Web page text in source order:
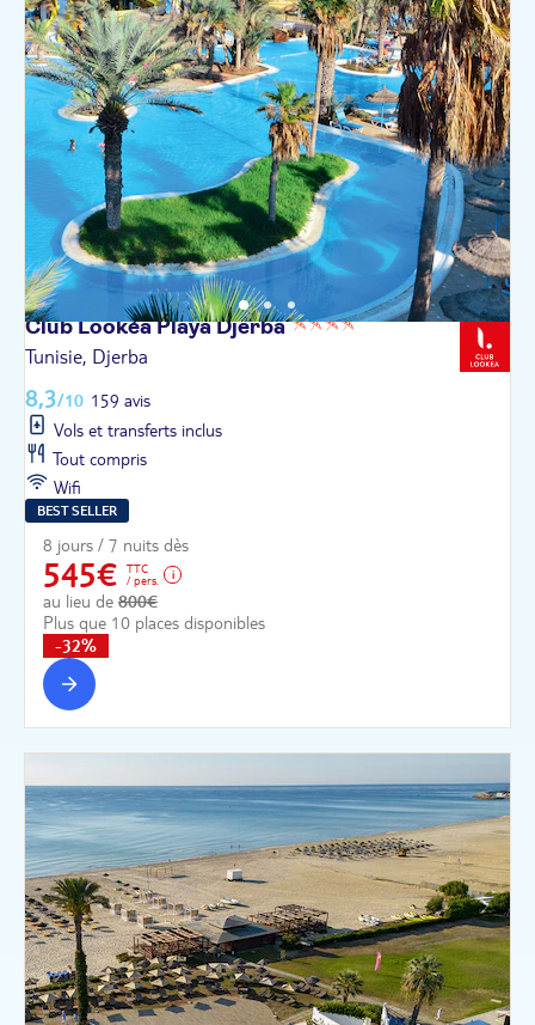
Club Lookéa PlayaDjerba
Tunisie, Djerba
8,3/10 159 avis
Vols et transferts inclus
Tout compris
Wifi
BEST SELLER
8 jours / 7 nuits dès
545€
TTC
/ pers.
au lieu de 800€
Plus que 10 places disponibles
-32%